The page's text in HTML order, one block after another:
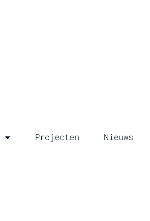
Projecten Nieuws